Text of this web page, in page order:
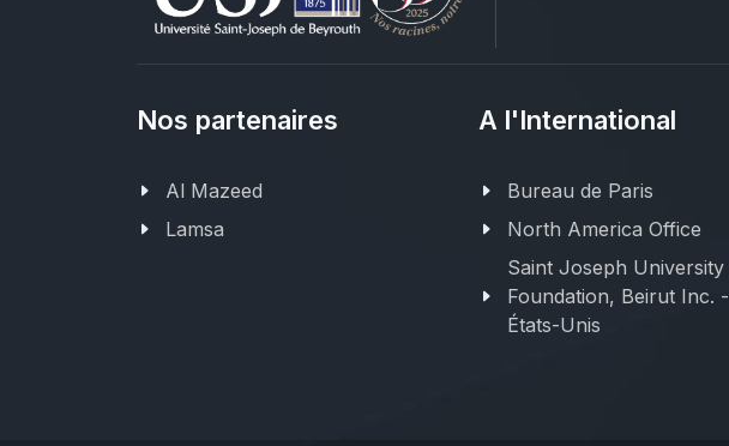
Nos partenaires
Al Mazeed
Lamsa
A l'International
Bureau de Paris
North America Office
Saint Joseph University
Foundation, Beirut Inc. -
États-Unis